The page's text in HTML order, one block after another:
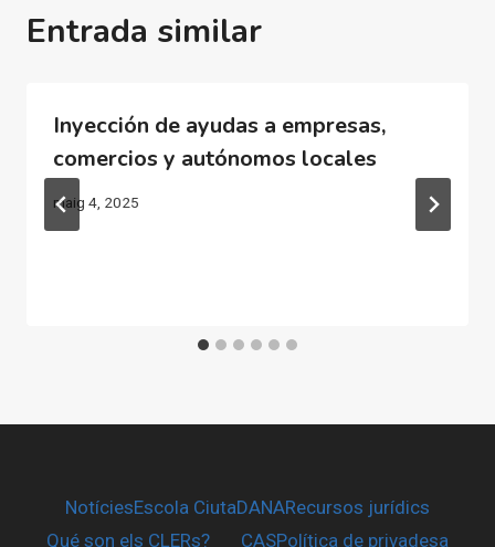
Entrada similar
Inyección de ayudas a empresas,
comercios y autónomos locales
maig 4, 2025
NotíciesEscola CiutaDANARecursos jurídics
Qué son els CLERs?
CASPolítica de privadesa